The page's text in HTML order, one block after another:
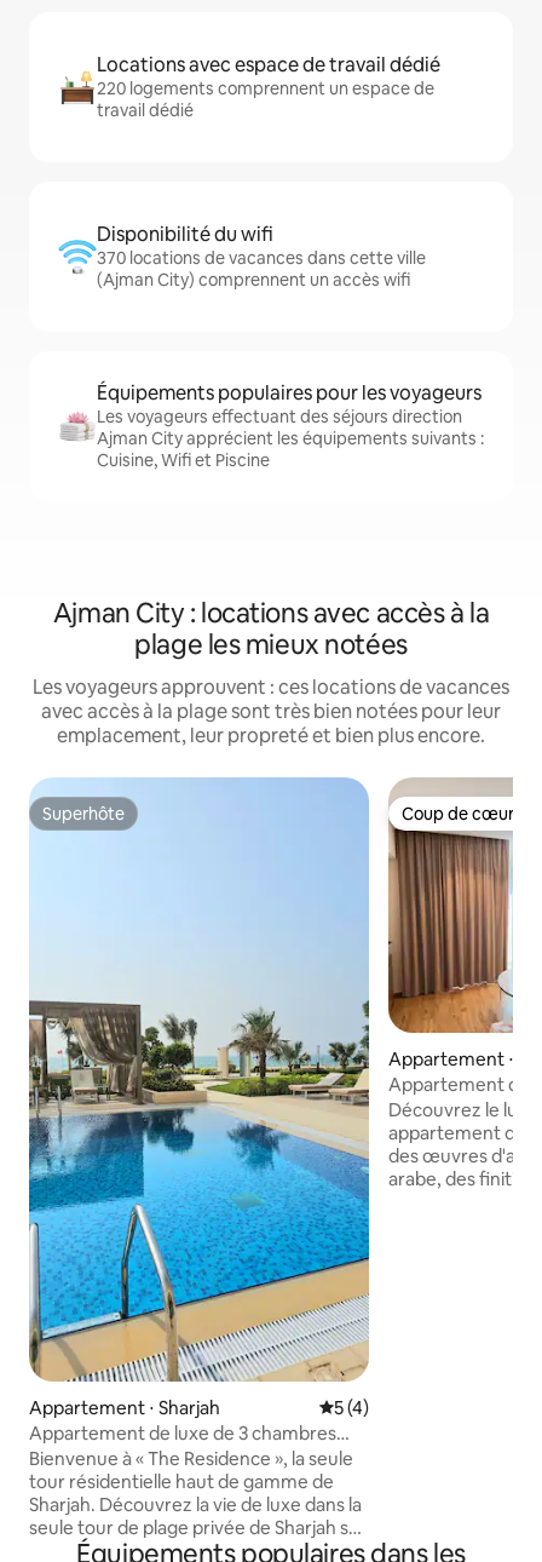
Locations avec espace de travail dédié
220 logements comprennent un espace de
travail dédié
Disponibilité du wifi
370 locations de vacances dans cette ville
(Ajman City) comprennent un accès wifi
Équipements populaires pour les voyageurs
Les voyageurs effectuant des séjours direction
Ajman City apprécient les équipements suivants :
Cuisine, Wifi et Piscine
Ajman City : locations avec accès à la
plage les mieux notées
Les voyageurs approuvent : ces locations de vacances
avec accès à la plage sont très bien notées pour leur
emplacement, leur propreté et bien plus encore.
Superhôte
Superhôte
Appartement ⋅ Sharjah Évaluation moyenne sur
5 (4)
Appartement de luxe de 3 chambres
avec piscine privée sur la plage et salle
de sport
Bienvenue à « The Residence », la seule
tour résidentielle haut de gamme de
Sharjah. Découvrez la vie de luxe dans la
seule tour de plage privée de Sharjah sur
Al Meena Road, Al Khalidiah. Profitez
Coup de cœur
Coup de cœur
Appartement ⋅ Al
Appartement
premium près de
Découvrez le
appartement de
des œuvres d'art
arabe, des
Équipements populaires dans les